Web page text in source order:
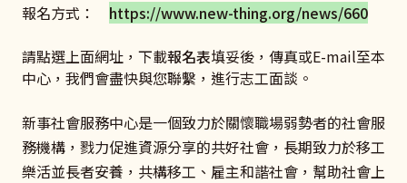
報名方式：
https://www.new-thing.org/news/660
請點選上面網址，下載報名表填妥後，傳真或E-mail至本
中心，我們會盡快與您聯繫，進行志工面談。
新事社會服務中心是一個致力於關懷職場弱勢者的社會服
務機構，戮力促進資源分享的共好社會，長期致力於移工
樂活並長者安養，共構移工、雇主和諧社會，幫助社會上